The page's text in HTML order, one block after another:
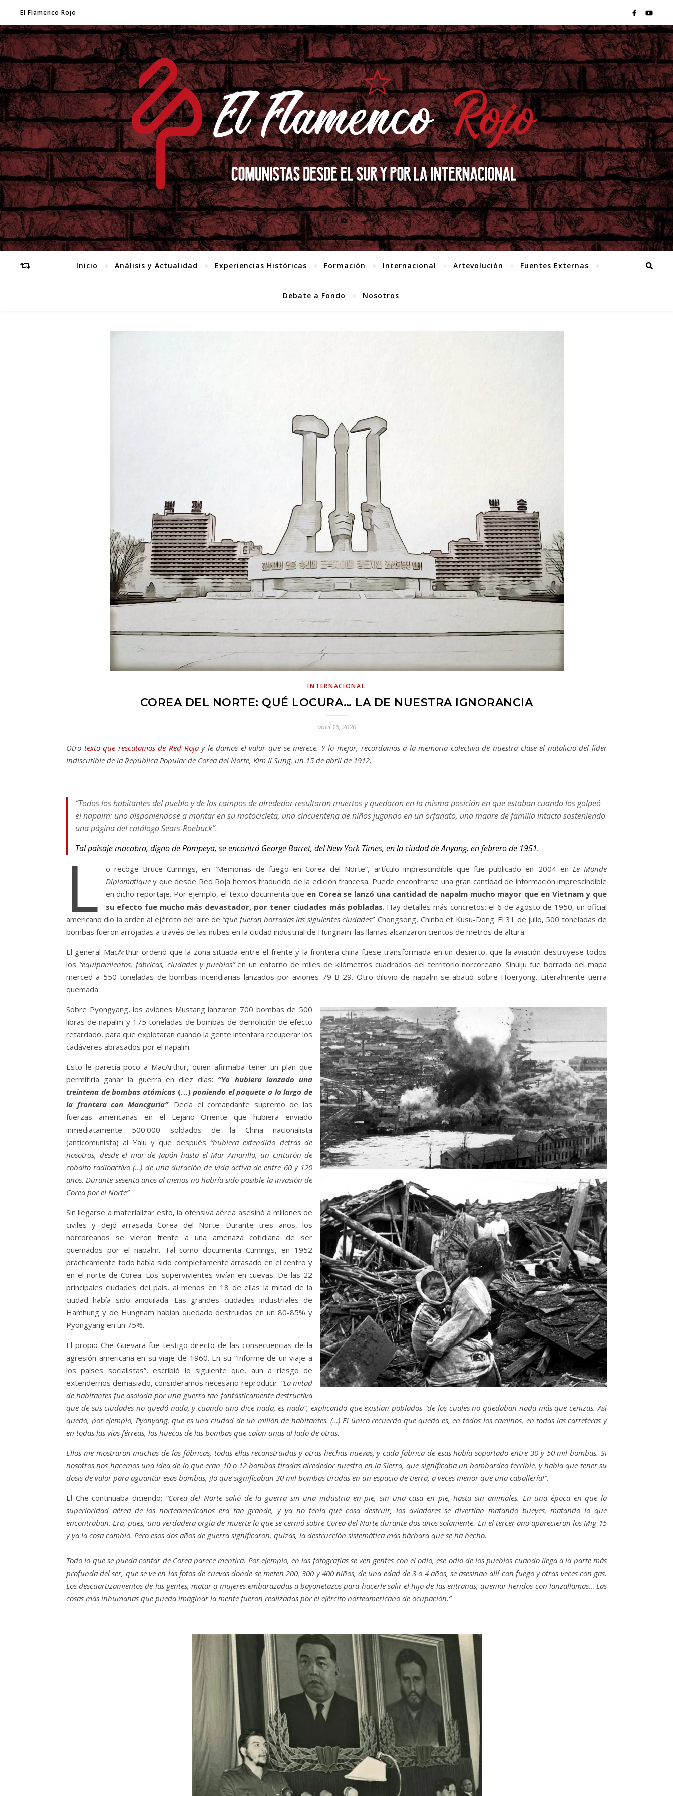
El Flamenco Rojo
Inicio Análisis y Actualidad Experiencias Históricas Formación Internacional Artevolución Fuentes Externas
Debate a Fondo Nosotros
INTERNACIONAL
COREA DEL NORTE: QUÉ LOCURA… LA DE NUESTRA IGNORANCIA
abril 16, 2020
Otro texto que rescatamos de Red Rojay le damos el valor que se merece. Y lo mejor, recordamos a la memoria colectiva de nuestra clase el natalicio del líder
indiscutible de la República Popular de Corea del Norte, Kim Il Sung, un 15 de abril de 1912.
“Todos los habitantes del pueblo y de los campos de alrededor resultaron muertos y quedaron en la misma posición en que estaban cuando los golpeó
el napalm: uno disponiéndose a montar en su motocicleta, una cincuentena de niños jugando en un orfanato, una madre de familia intacta sosteniendo
una página del catálogo Sears-Roebuck”.
Tal paisaje macabro, digno de Pompeya, se encontró George Barret, del New York Times, en la ciudad de Anyang, en febrero de 1951.
L o recoge Bruce Cumings, en “Memorias de fuego en Corea del Norte”, artículo imprescindible que fue publicado en 2004 en Le Monde
Diplomatiquey que desde Red Roja hemos traducido de la edición francesa. Puede encontrarse una gran cantidad de información imprescindible
en dicho reportaje. Por ejemplo, el texto documenta que en Corea se lanzó una cantidad de napalm mucho mayor que en Vietnam y que
su efecto fue mucho más devastador, por tener ciudades más pobladas. Hay detalles más concretos: el 6 de agosto de 1950, un oficial
americano dio la orden al ejército del aire de “que fueran borradas las siguientes ciudades”: Chongsong, Chinbo et Kusu-Dong. El 31 de julio, 500 toneladas de
bombas fueron arrojadas a través de las nubes en la ciudad industrial de Hungnam: las llamas alcanzaron cientos de metros de altura.
El general MacArthur ordenó que la zona situada entre el frente y la frontera china fuese transformada en un desierto, que la aviación destruyese todos
los “equipamientos, fábricas, ciudades y pueblos”en un entorno de miles de kilómetros cuadrados del territorio norcoreano. Sinuiju fue borrada del mapa
merced a 550 toneladas de bombas incendiarias lanzados por aviones 79 B-29. Otro diluvio de napalm se abatió sobre Hoeryong. Literalmente tierra
quemada.
Sobre Pyongyang, los aviones Mustang lanzaron 700 bombas de 500
libras de napalm y 175 toneladas de bombas de demolición de efecto
retardado, para que explotaran cuando la gente intentara recuperar los
cadáveres abrasados por el napalm.
Esto le parecía poco a MacArthur, quien afirmaba tener un plan que
permitiría ganar la guerra en diez días: “Yo hubiera lanzado una
treintena de bombas atómicas (…)poniendo el paquete a lo largo de
la frontera con Mancguria”. Decía el comandante supremo de las
fuerzas americanas en el Lejano Oriente que hubiera enviado
inmediatamente 500.000 soldados de la China nacionalista
(anticomunista) al Yalu y que después “hubiera extendido detrás de
nosotros, desde el mar de Japón hasta el Mar Amarillo, un cinturón de
cobalto radioactivo (…) de una duración de vida activa de entre 60 y 120
años. Durante sesenta años al menos no habría sido posible la invasión de
Corea por el Norte”.
Sin llegarse a materializar esto, la ofensiva aérea asesinó a millones de
civiles y dejó arrasada Corea del Norte. Durante tres años, los
norcoreanos se vieron frente a una amenaza cotidiana de ser
quemados por el napalm. Tal como documenta Cumings, en 1952
prácticamente todo había sido completamente arrasado en el centro y
en el norte de Corea. Los supervivientes vivían en cuevas. De las 22
principales ciudades del país, al menos en 18 de ellas la mitad de la
ciudad había sido aniquilada. Las grandes ciudades industriales de
Hamhung y de Hungnam habían quedado destruidas en un 80-85% y
Pyongyang en un 75%.
El propio Che Guevara fue testigo directo de las consecuencias de la
agresión americana en su viaje de 1960. En su “Informe de un viaje a
los países socialistas”, escribió lo siguiente que, aun a riesgo de
extendernos demasiado, consideramos necesario reproducir: “La mitad
de habitantes fue asolada por una guerra tan fantásticamente destructiva
que de sus ciudades no quedó nada, y cuando uno dice nada, es nada”, explicando que existían poblados “de los cuales no quedaban nada más que cenizas. Así
quedó, por ejemplo, Pyonyang, que es una ciudad de un millón de habitantes. (…) El único recuerdo que queda es, en todos los caminos, en todas las carreteras y
en todas las vías férreas, los huecos de las bombas que caían unas al lado de otras.
Ellos me mostraron muchas de las fábricas, todas ellas reconstruidas y otras hechas nuevas, y cada fábrica de esas había soportado entre 30 y 50 mil bombas. Si
nosotros nos hacemos una idea de lo que eran 10 o 12 bombas tiradas alrededor nuestro en la Sierra, que significaba un bombardeo terrible, y había que tener su
dosis de valor para aguantar esas bombas, ¡lo que significaban 30 mil bombas tiradas en un espacio de tierra, a veces menor que una caballería!”.
El Che continuaba diciendo: “Corea del Norte salió de la guerra sin una industria en pie, sin una casa en pie, hasta sin animales. En una época en que la
superioridad aérea de los norteamericanos era tan grande, y ya no tenía qué cosa destruir, los aviadores se divertían matando bueyes, matando lo que
encontraban. Era, pues, una verdadera orgía de muerte lo que se cernió sobre Corea del Norte durante dos años solamente. En el tercer año aparecieron los Mig-15
y ya la cosa cambió. Pero esos dos años de guerra significaron, quizás, la destrucción sistemática más bárbara que se ha hecho.
Todo lo que se pueda contar de Corea parece mentira. Por ejemplo, en las fotografías se ven gentes con el odio, ese odio de los pueblos cuando llega a la parte más
profunda del ser, que se ve en las fotos de cuevas donde se meten 200, 300 y 400 niños, de una edad de 3 o 4 años, se asesinan allí con fuego y otras veces con gas.
Los descuartizamientos de las gentes, matar a mujeres embarazadas a bayonetazos para hacerle salir el hijo de las entrañas, quemar heridos con lanzallamas… Las
cosas más inhumanas que pueda imaginar la mente fueron realizadas por el ejército norteamericano de ocupación.”